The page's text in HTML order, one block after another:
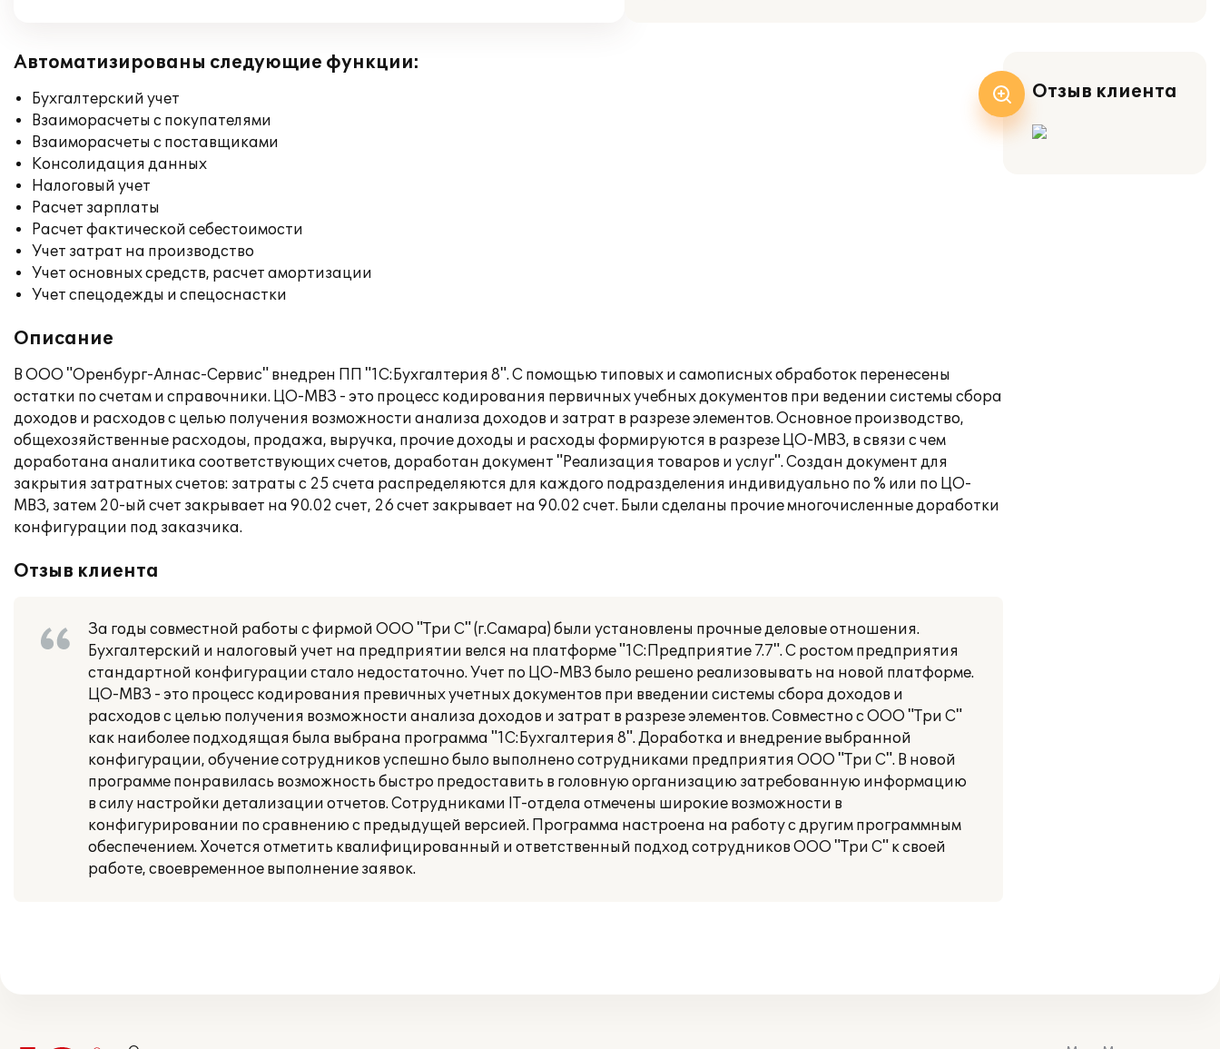
Автоматизированы следующие функции:
Бухгалтерский учет
Взаиморасчеты с покупателями
Взаиморасчеты с поставщиками
Консолидация данных
Налоговый учет
Расчет зарплаты
Расчет фактической себестоимости
Учет затрат на производство
Учет основных средств, расчет амортизации
Учет спецодежды и спецоснастки
Описание
В ООО "Оренбург-Алнас-Сервис" внедрен ПП "1С:Бухгалтерия 8". С помощью типовых и самописных обработок перенесены
остатки по счетам и справочники. ЦО-МВЗ - это процесс кодирования первичных учебных документов при ведении системы сбора
доходов и расходов с целью получения возможности анализа доходов и затрат в разрезе элементов. Основное производство,
общехозяйственные расходоы, продажа, выручка, прочие доходы и расходы формируются в разрезе ЦО-МВЗ, в связи с чем
доработана аналитика соответствующих счетов, доработан документ "Реализация товаров и услуг". Создан документ для
закрытия затратных счетов: затраты с 25 счета распределяются для каждого подразделения индивидуально по % или по ЦО-
МВЗ, затем 20-ый счет закрывает на 90.02 счет, 26 счет закрывает на 90.02 счет. Были сделаны прочие многочисленные доработки
конфигурации под заказчика.
Отзыв клиента
За годы совместной работы с фирмой ООО "Три С" (г.Самара) были установлены прочные деловые отношения.
Бухгалтерский и налоговый учет на предприятии велся на платформе "1С:Предприятие 7.7". С ростом предприятия
стандартной конфигурации стало недостаточно. Учет по ЦО-МВЗ было решено реализовывать на новой платформе.
ЦО-МВЗ - это процесс кодирования превичных учетных документов при введении системы сбора доходов и
расходов с целью получения возможности анализа доходов и затрат в разрезе элементов. Совместно с ООО "Три С"
как наиболее подходящая была выбрана программа "1С:Бухгалтерия 8". Доработка и внедрение выбранной
конфигурации, обучение сотрудников успешно было выполнено сотрудниками предприятия ООО "Три С". В новой
программе понравилась возможность быстро предоставить в головную организацию затребованную информацию
в силу настройки детализации отчетов. Сотрудниками IT-отдела отмечены широкие возможности в
конфигурировании по сравнению с предыдущей версией. Программа настроена на работу с другим программным
обеспечением. Хочется отметить квалифицированный и ответственный подход сотрудников ООО "Три С" к своей
работе, своевременное выполнение заявок.
Отзыв клиента